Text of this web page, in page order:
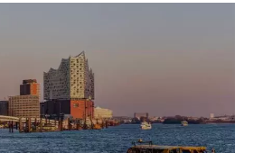
DÜSSELDORF
STUTTGART
ESSEN